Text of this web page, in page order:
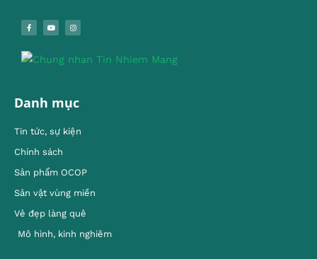
Danh mục
Tin tức, sự kiện
Chính sách
Sản phẩm OCOP
Sản vật vùng miền
Vẻ đẹp làng quê
Mô hình, kinh nghiêm